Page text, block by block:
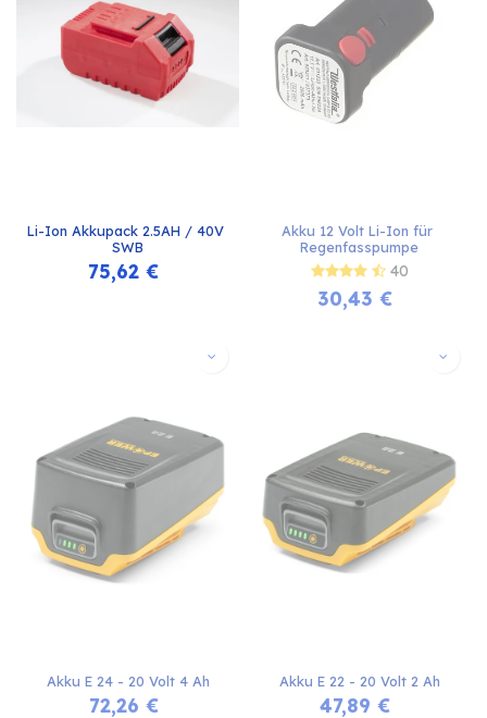
Li-Ion Akkupack 2.5AH / 40V
SWB
75,62 €
Akku 12 Volt Li-Ion für
Regenfasspumpe
40
30,43 €
Akku E 24 - 20 Volt 4 Ah
72,26 €
Akku E 22 - 20 Volt 2 Ah
47,89 €